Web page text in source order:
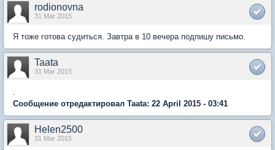
rodionovna
31 Mar 2015
Я тоже готова судиться. Завтра в 10 вечера подпишу письмо.
Taata
31 Mar 2015
.
Сообщение отредактировал Taata: 22 April 2015 - 03:41
Helen2500
31 Mar 2015